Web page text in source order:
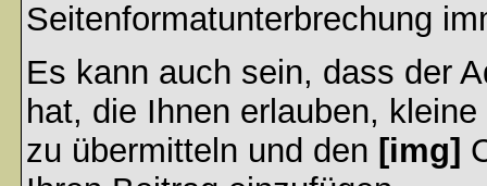
Seitenformatunterbrechung
Es kann auch sein, dass der
hat, die Ihnen erlauben,
zu übermitteln und den [img]